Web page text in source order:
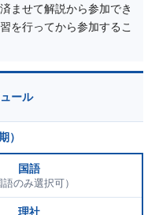
ませて解説から参加でき
を行ってから参加するこ
ール
）
国語
語のみ選択可）
理社